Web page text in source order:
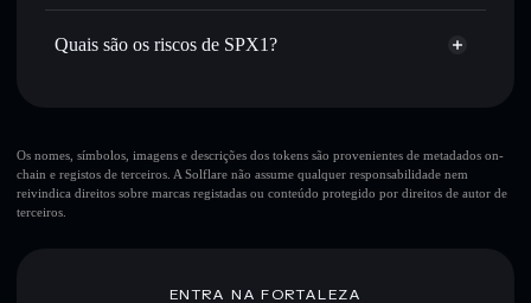
Acompanhar em tempo real— monitorizar o preço,
volume, capitalização de mercado e liquidez de SPX1
Solflare
SPX1 não está verificado
Quais são os riscos de SPX1?
Aviso legal: Esta informação é apenas para fins educativos e
Os nomes, símbolos, imagens e descrições dos tokens são provenientes de metadados on-
chain e registos de terceiros. A Solflare não assume qualquer responsabilidade nem
reivindica direitos sobre marcas registadas ou conteúdo protegido por direitos de autor de
terceiros.
ENTRA NA FORTALEZA